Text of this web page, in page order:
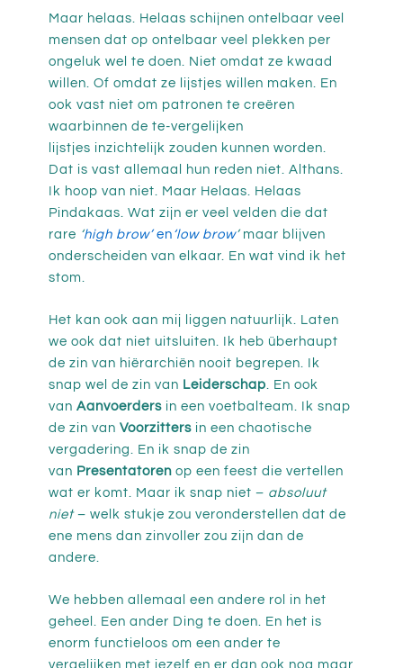
Maar helaas. Helaas schijnen ontelbaar veel
mensen dat op ontelbaar veel plekken per
ongeluk wel te doen. Niet omdat ze kwaad
willen. Of omdat ze lijstjes willen maken. En
ook vast niet om patronen te creëren
waarbinnen de te-vergelijken
lijstjes inzichtelijk zouden kunnen worden.
Dat is vast allemaal hun reden niet. Althans.
Ik hoop van niet. Maar Helaas. Helaas
Pindakaas. Wat zijn er veel velden die dat
rare ‘high brow’en ‘low brow’ maar blijven
onderscheiden van elkaar. En wat vind ik het
stom.
Het kan ook aan mij liggen natuurlijk. Laten
we ook dat niet uitsluiten. Ik heb überhaupt
de zin van hiërarchiën nooit begrepen. Ik
snap wel de zin van Leiderschap . En ook
van Aanvoerders in een voetbalteam. Ik snap
de zin van Voorzitters in een chaotische
vergadering. En ik snap de zin
van Presentatoren op een feest die vertellen
wat er komt. Maar ik snap niet – absoluut
niet– welk stukje zou veronderstellen dat de
ene mens dan zinvoller zou zijn dan de
andere.
We hebben allemaal een andere rol in het
geheel. Een ander Ding te doen. En het is
enorm functieloos om een ander te
vergelijken met jezelf en er dan ook nog maar